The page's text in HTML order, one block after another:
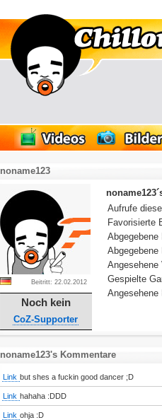
noname123
Beitritt: 22.02.2012
Noch kein
CoZ-Supporter
Aufrufe
Favorisierte
Abgegebene
Abgegebene
Angesehene
Gespielte
Angesehene
noname123's Kommentare
Link but shes a fuckin good dancer ;D
Link hahaha :DDD
Link ohja :D